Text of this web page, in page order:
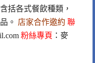
括各式餐飲種類，
。 店家合作邀約 聯
粉絲專頁 ： 麥